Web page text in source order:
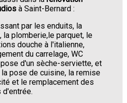
à Saint-Bernard :
par les enduits, la
la plomberie,le parquet, le
douche à l'italienne,
du carrelage, WC
d'un sèche-serviette, et
pose de cuisine, la remise
et le remplacement des